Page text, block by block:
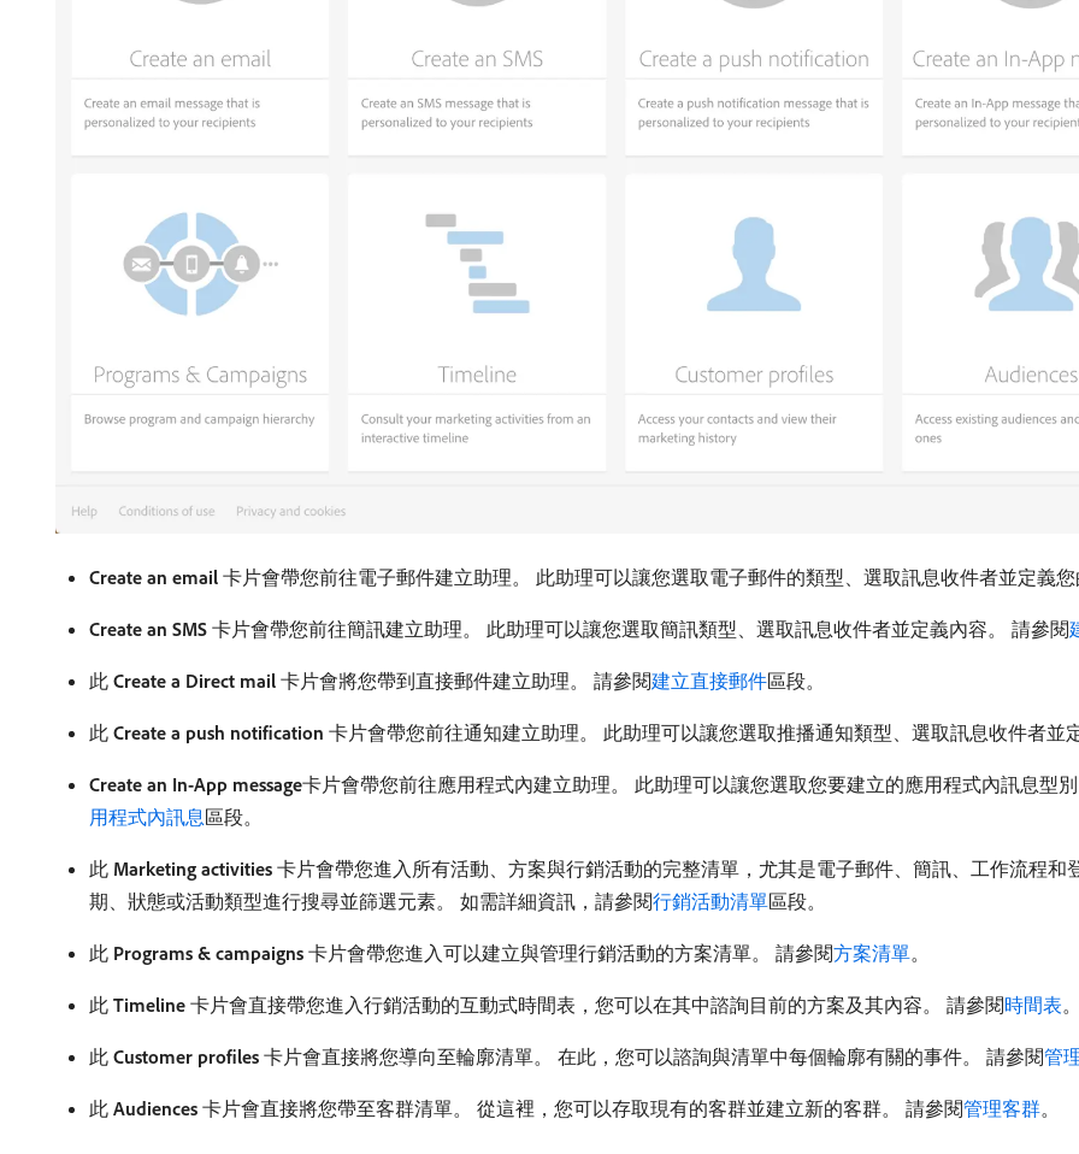
Create an email 卡片會帶您前往電子郵件建立助理。 此助理可以讓您選取電子郵件的類型、選取訊息收件者並定義
Create an SMS 卡片會帶您前往簡訊建立助理。 此助理可以讓您選取簡訊類型、選取訊息收件者並定義內容。 請參閱
此 Create a Direct mail 卡片會將您帶到直接郵件建立助理。 請參閱建立直接郵件區段。
此 Create a push notification 卡片會帶您前往通知建立助理。 此助理可以讓您選取推播通知類型、選取訊息收件者並
Create an In-App message卡片會帶您前往應用程式內建立助理。 此助理可以讓您選取您要建立的應用程式內訊息型
用程式內訊息區段。
此 Marketing activities 卡片會帶您進入所有活動、方案與行銷活動的完整清單，尤其是電子郵件、簡訊、工作流程和
期、狀態或活動類型進行搜尋並篩選元素。 如需詳細資訊，請參閱行銷活動清單區段。
此 Programs & campaigns 卡片會帶您進入可以建立與管理行銷活動的方案清單。 請參閱方案清單。
此 Timeline 卡片會直接帶您進入行銷活動的互動式時間表，您可以在其中諮詢目前的方案及其內容。 請參閱時間表
此 Customer profiles 卡片會直接將您導向至輪廓清單。 在此，您可以諮詢與清單中每個輪廓有關的事件。 請參閱管
此 Audiences 卡片會直接將您帶至客群清單。 從這裡，您可以存取現有的客群並建立新的客群。 請參閱管理客群。